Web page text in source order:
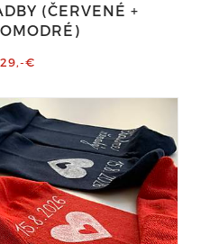
(ČERVENÉ +
29,-€